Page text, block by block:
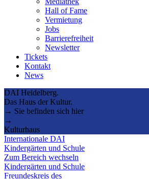
Hall of Fame
Vermietung
Jobs
Barrierefreiheit
Newsletter
Tickets
Kontakt
News
DAI Heidelberg.
Das Haus der Kultur.
→ Sie befinden sich hier
→
Kulturhaus
Internationale DAI
Kindergärten und Schule
Zum Bereich wechseln
Kindergärten und Schule
Freundeskreis des